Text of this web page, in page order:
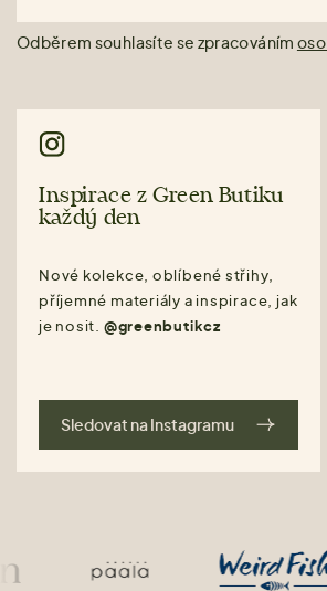
Odběrem souhlasíte se zpracováním
Inspirace z Green Butiku
každý den
Nové kolekce, oblíbené střihy,
příjemné materiály a inspirace, jak
je nosit. @greenbutikcz
Sledovat na Instagramu